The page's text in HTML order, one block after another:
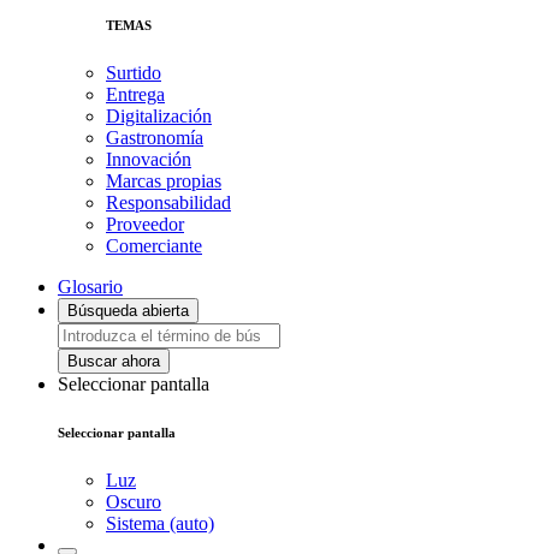
TEMAS
Surtido
Entrega
Digitalización
Gastronomía
Innovación
Marcas propias
Responsabilidad
Proveedor
Comerciante
Glosario
Búsqueda abierta
Buscar ahora
Seleccionar pantalla
Seleccionar pantalla
Luz
Oscuro
Sistema (auto)